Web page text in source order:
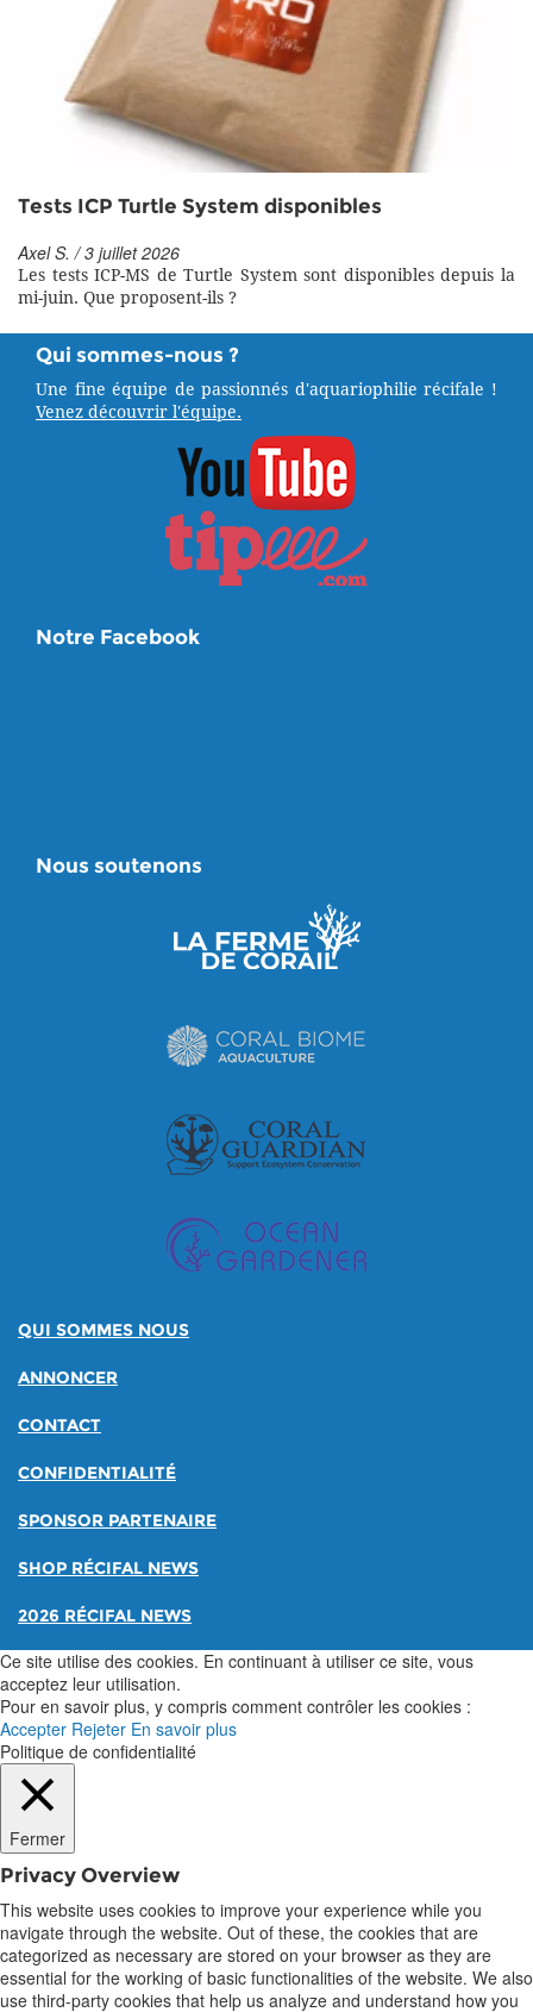
Tests ICP Turtle System disponibles
Axel S. / 3 juillet 2026
Les tests ICP-MS de Turtle System sont disponibles depuis la
mi-juin. Que proposent-ils ?
Qui sommes-nous ?
Une fine équipe de passionnés d'aquariophilie récifale !
Venez découvrir l'équipe.
Notre Facebook
Nous soutenons
QUI SOMMES NOUS
ANNONCER
CONTACT
CONFIDENTIALITÉ
SPONSOR PARTENAIRE
SHOP RÉCIFAL NEWS
2026 RÉCIFAL NEWS
Ce site utilise des cookies. En continuant à utiliser ce site, vous
acceptez leur utilisation.
Pour en savoir plus, y compris comment contrôler les cookies :
Accepter Rejeter En savoir plus
Politique de confidentialité
Fermer
Privacy Overview
This website uses cookies to improve your experience while you
navigate through the website. Out of these, the cookies that are
categorized as necessary are stored on your browser as they are
essential for the working of basic functionalities of the website. We also
use third-party cookies that help us analyze and understand how you